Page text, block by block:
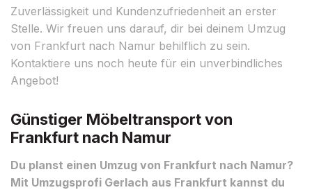
Zuverlässigkeit und Kundenzufriedenheit an erster
Stelle. Wir freuen uns darauf, dir bei deinem Umzug
von Frankfurt nach Namur behilflich zu sein.
Kontaktiere uns noch heute für ein unverbindliches
Angebot!
Günstiger Möbeltransport von
Frankfurt nach Namur
Du planst einen Umzug von Frankfurt nach Namur?
Mit Umzugsprofi Gerlach aus Frankfurt kannst du